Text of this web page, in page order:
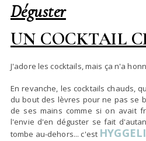
Déguster
UN COCKTAIL
J'adore les cocktails, mais ça n'a
En revanche, les cocktails chauds,
du bout des lèvres pour ne pas se
de ses mains comme si on avait
l'envie d'en déguster se fait
tombe au-dehors... c'est